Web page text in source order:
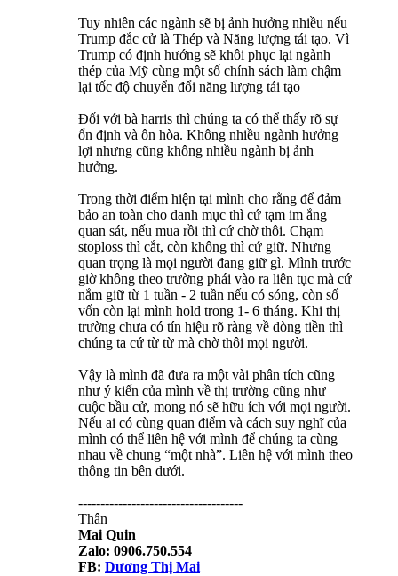
Tuy nhiên các ngành sẽ bị ảnh hưởng nhiều nếu
Trump đắc cử là Thép và Năng lượng tái tạo. Vì
Trump có định hướng sẽ khôi phục lại ngành
thép của Mỹ cùng một số chính sách làm chậm
lại tốc độ chuyển đổi năng lượng tái tạo
Đối với bà harris thì chúng ta có thể thấy rõ sự
ổn định và ôn hòa. Không nhiều ngành hưởng
lợi nhưng cũng không nhiều ngành bị ảnh
hưởng.
Trong thời điểm hiện tại mình cho rằng để đảm
bảo an toàn cho danh mục thì cứ tạm im ắng
quan sát, nếu mua rồi thì cứ chờ thôi. Chạm
stoploss thì cắt, còn không thì cứ giữ. Nhưng
quan trọng là mọi người đang giữ gì. Mình trước
giờ không theo trường phái vào ra liên tục mà cứ
nắm giữ từ 1 tuần - 2 tuần nếu có sóng, còn số
vốn còn lại mình hold trong 1- 6 tháng. Khi thị
trường chưa có tín hiệu rõ ràng về dòng tiền thì
chúng ta cứ từ từ mà chờ thôi mọi người.
Vậy là mình đã đưa ra một vài phân tích cũng
như ý kiến của mình về thị trường cũng như
cuộc bầu cử, mong nó sẽ hữu ích với mọi người.
Nếu ai có cùng quan điểm và cách suy nghĩ của
mình có thể liên hệ với mình để chúng ta cùng
nhau về chung “một nhà”. Liên hệ với mình theo
thông tin bên dưới.
-------------------------------------
Thân
Mai Quin
Zalo: 0906.750.554
FB: Dương Thị Mai